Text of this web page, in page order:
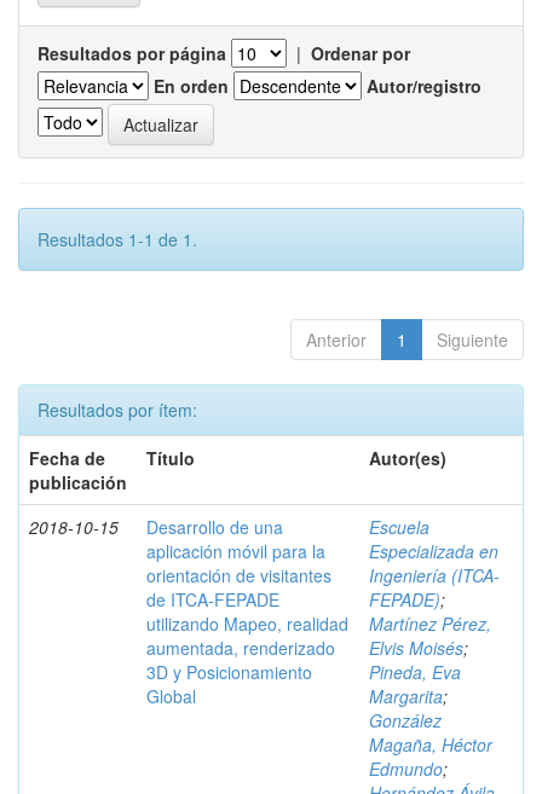
Resultados por página | Ordenar por
En orden
Autor/registro
Resultados 1-1 de 1.
Anterior 1 Siguiente
Resultados por ítem:
Fecha de
publicación
Título Autor(es)
2018-10-15
Desarrollo de una
aplicación móvil para la
orientación de visitantes
de ITCA-FEPADE
utilizando Mapeo, realidad
aumentada, renderizado
3D y Posicionamiento
Global
Escuela
Especializada en
Ingeniería (ITCA-
FEPADE);
Martínez Pérez,
Elvis Moisés;
Pineda, Eva
Margarita;
González
Magaña, Héctor
Edmundo;